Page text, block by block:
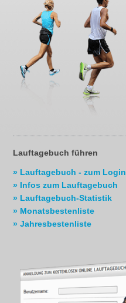
Lauftagebuch führen
» Lauftagebuch - zum Login
» Infos zum Lauftagebuch
» Lauftagebuch-Statistik
» Monatsbestenliste
» Jahresbestenliste